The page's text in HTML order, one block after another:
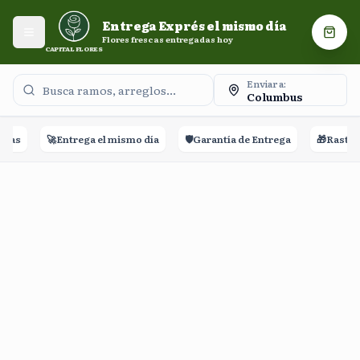
Entrega Exprés el mismo día. Flores frescas entregadas
Abrir menú
CAPITAL FLORES
Entrega Exprés el mismo día
Flores frescas entregadas hoy
Enviar a:
Columbus
🚀Entrega el mismo día 🛡️Garantía de Entrega 🎁